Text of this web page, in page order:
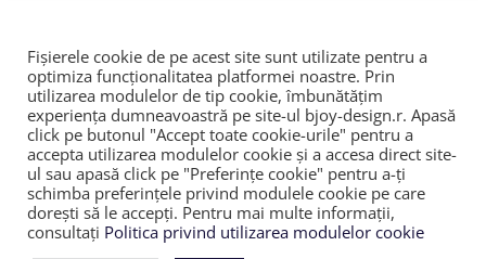
© 2023| ANPC|SOL
Fișierele cookie de pe acest site sunt utilizate pentru a
optimiza funcţionalitatea platformei noastre. Prin
utilizarea modulelor de tip cookie, îmbunătăţim
experienţa dumneavoastră pe site-ul bjoy-design.r. Apasă
click pe butonul "Accept toate cookie-urile" pentru a
accepta utilizarea modulelor cookie şi a accesa direct site-
ul sau apasă click pe "Preferințe cookie" pentru a-ţi
schimba preferinţele privind modulele cookie pe care
doreşti să le accepţi. Pentru mai multe informaţii,
consultaţi Politica privind utilizarea modulelor cookie